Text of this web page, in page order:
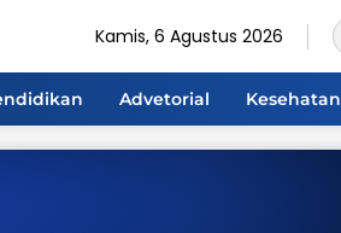
Kamis, 6 Agustus 2026
Advetorial Kesehatan